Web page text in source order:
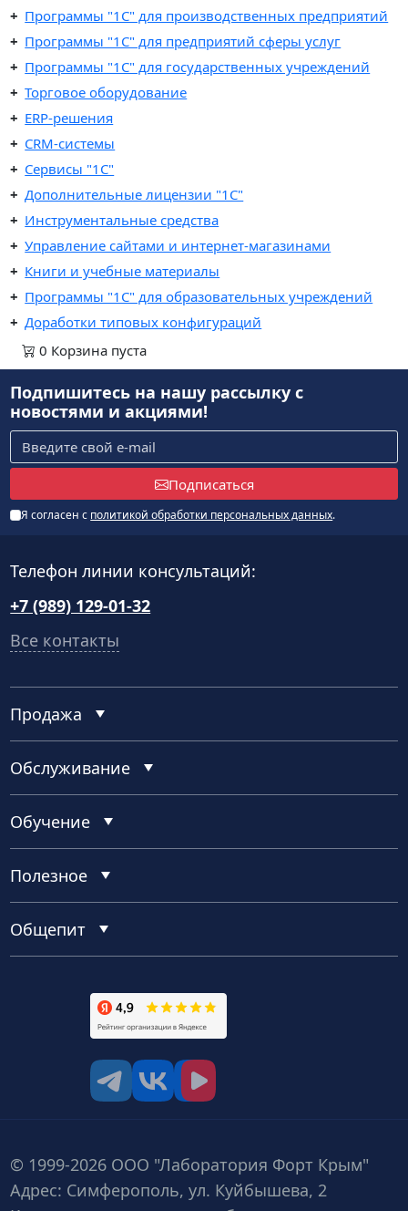
Программы "1C" для производственных предприятий
Программы "1C" для предприятий сферы услуг
Программы "1С" для государственных учреждений
Торговое оборудование
ERP-решения
CRM-системы
Сервисы "1С"
Дополнительные лицензии "1С"
Инструментальные средства
Управление сайтами и интернет-магазинами
Книги и учебные материалы
Программы "1С" для образовательных учреждений
Доработки типовых конфигураций
0 Корзина пуста
Подпишитесь на нашу рассылкус
новостями и акциями!
Подписаться
Я согласен с политикой обработки персональных данных.
Телефон линии консультаций:
+7 (989) 129-01-32
Все контакты
Продажа
Обслуживание
Обучение
Полезное
Общепит
© 1999-2026 ООО "Лаборатория Форт Крым"
Адрес: Симферополь, ул. Куйбышева, 2